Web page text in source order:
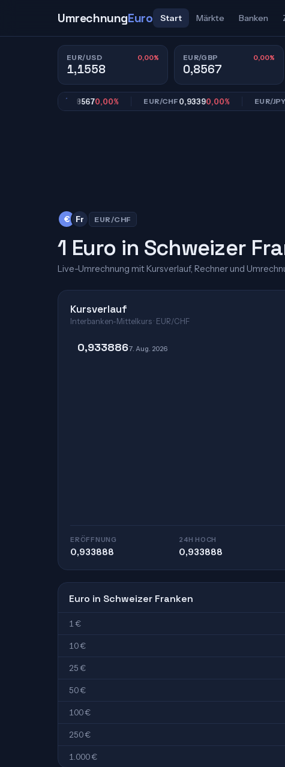
UmrechnungEuro Start Märkte Banken
EUR/USD 0,00%
1,1558
EUR/GBP 0,00%
0,8567
0,8567 0,00% EUR/CHF0,93390,00% EUR/JPY
€ Fr EUR/CHF
1 Euro in Schweizer
Live-Umrechnung mit Kursverlauf, Rechner und
Kursverlauf
Interbanken-Mittelkurs · EUR/CHF
0,9338867. Aug. 2026
ERÖFFNUNG
0,933888
24H HOCH
0,933888
Euro in Schweizer Franken
1 €
10 €
25 €
50 €
100 €
250 €
1.000 €